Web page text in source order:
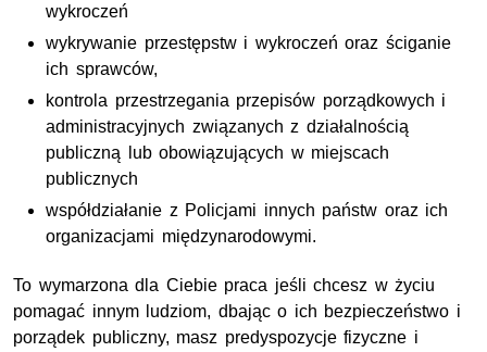
wykroczeń
wykrywanie przestępstw i wykroczeń oraz ściganie
ich sprawców,
kontrola przestrzegania przepisów porządkowych i
administracyjnych związanych z działalnością
publiczną lub obowiązujących w miejscach
publicznych
współdziałanie z Policjami innych państw oraz ich
organizacjami międzynarodowymi.
To wymarzona dla Ciebie praca jeśli chcesz w życiu
pomagać innym ludziom, dbając o ich bezpieczeństwo i
porządek publiczny, masz predyspozycje fizyczne i